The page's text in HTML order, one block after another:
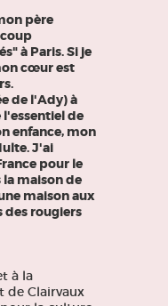
père
à Paris. Si je
cœur est
de l'Ady) à
l'essentiel de
enfance, mon
J'ai
pour le
la maison de
maison aux
des rougiers
à la
de Clairvaux